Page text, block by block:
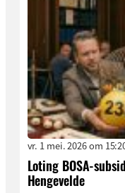
vr. 1 mei. 2026 om
Loting BOSA-
Hengevelde